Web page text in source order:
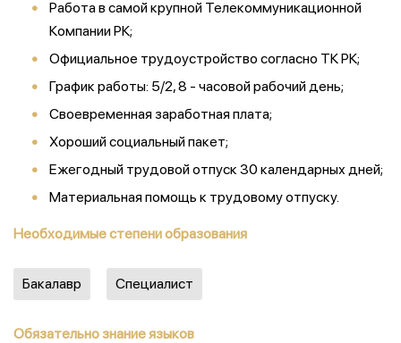
Работа в самой крупной Телекоммуникационной
Компании РК;
Официальное трудоустройство согласно ТК РК;
График работы: 5/2, 8 - часовой рабочий день;
Своевременная заработная плата;
Хороший социальный пакет;
Ежегодный трудовой отпуск 30 календарных дней;
Материальная помощь к трудовому отпуску.
Необходимые степени образования
Бакалавр Специалист
Обязательно знание языков